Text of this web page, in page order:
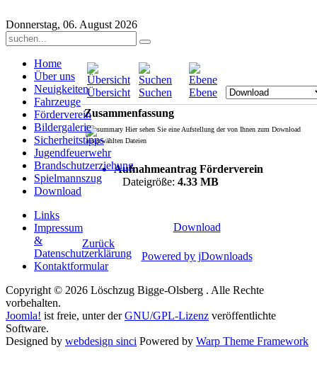
Donnerstag, 06. August 2026
Übersicht Suchen
Ebene
Zusammenfassung
Hier sehen Sie eine Aufstellung der von Ihnen zum Download
ausgewählten Dateien
Aufnahmeantrag Förderverein
Dateigröße: 4.33 MB
Download
Zurück
Powered by jDownloads
Home
Über uns
Neuigkeiten
Fahrzeuge
Förderverein
Bildergalerie
Sicherheitstipps
Jugendfeuerwehr
Brandschutzerziehung
Spielmannszug
Download
Links
Impressum
&
Datenschutzerklärung
Kontaktformular
Copyright © 2026 Löschzug Bigge-Olsberg . Alle Rechte
vorbehalten.
Joomla! ist freie, unter derGNU/GPL-Lizenz veröffentlichte
Software.
Designed by webdesign sinci Powered by Warp Theme Framework